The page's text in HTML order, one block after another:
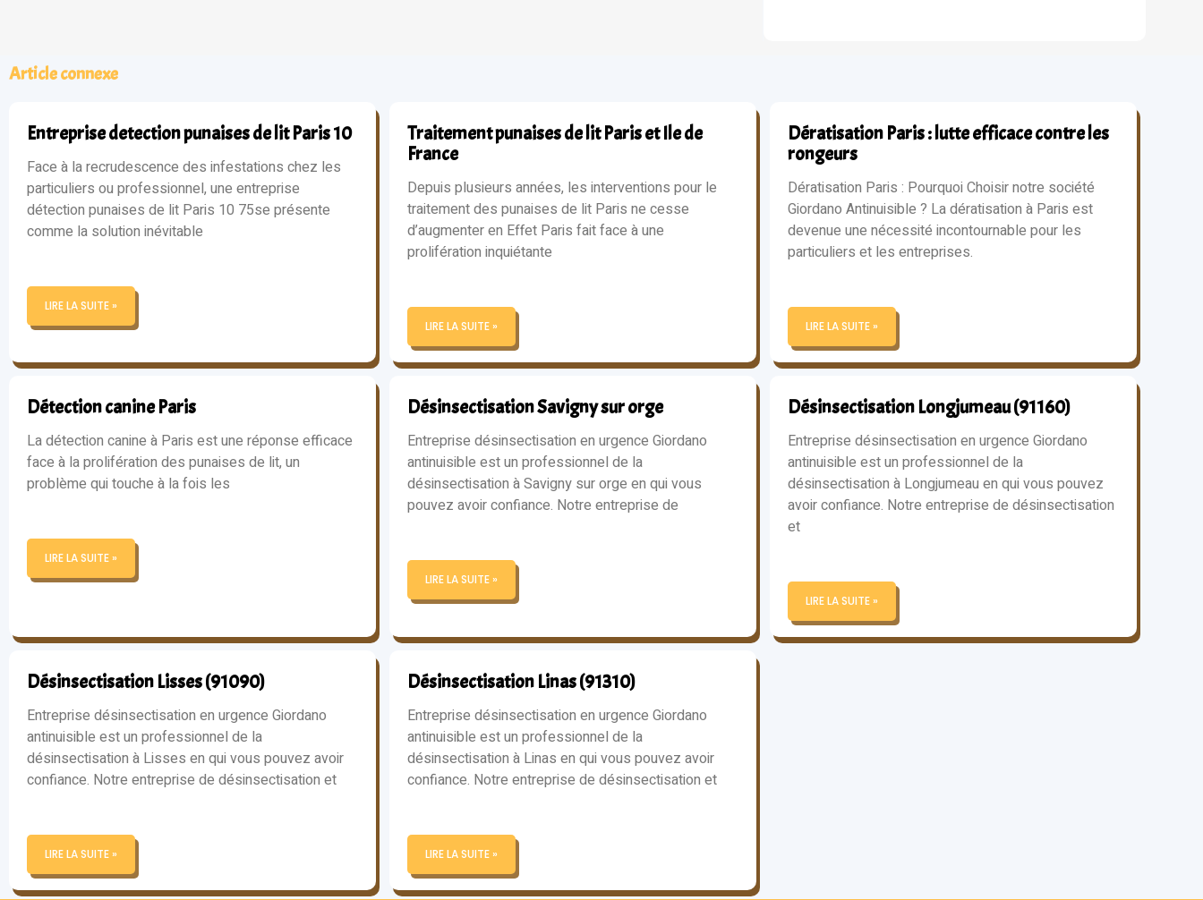
Article connexe
Entreprise detection punaises de lit Paris 10
Face à la recrudescence des infestations chez les
particuliers ou professionnel, une entreprise
détection punaises de lit Paris 10 75se présente
comme la solution inévitable
LIRE LA SUITE »
Traitement punaises de lit Paris et Ile de
France
Depuis plusieurs années, les interventions pour le
traitement des punaises de lit Paris ne cesse
d’augmenter en Effet Paris fait face à une
prolifération inquiétante
LIRE LA SUITE »
Dératisation Paris : lutte efficace contre les
rongeurs
Dératisation Paris : Pourquoi Choisir notre société
Giordano Antinuisible ? La dératisation à Paris est
devenue une nécessité incontournable pour les
particuliers et les entreprises.
LIRE LA SUITE »
Détection canine Paris
La détection canine à Paris est une réponse efficace
face à la prolifération des punaises de lit, un
problème qui touche à la fois les
LIRE LA SUITE »
Désinsectisation Savigny sur orge
Entreprise désinsectisation en urgence Giordano
antinuisible est un professionnel de la
désinsectisation à Savigny sur orge en qui vous
pouvez avoir confiance. Notre entreprise de
LIRE LA SUITE »
Désinsectisation Longjumeau (91160)
Entreprise désinsectisation en urgence Giordano
antinuisible est un professionnel de la
désinsectisation à Longjumeau en qui vous pouvez
avoir confiance. Notre entreprise de désinsectisation
et
LIRE LA SUITE »
Désinsectisation Lisses (91090)
Entreprise désinsectisation en urgence Giordano
antinuisible est un professionnel de la
désinsectisation à Lisses en qui vous pouvez avoir
confiance. Notre entreprise de désinsectisation et
LIRE LA SUITE »
Désinsectisation Linas (91310)
Entreprise désinsectisation en urgence Giordano
antinuisible est un professionnel de la
désinsectisation à Linas en qui vous pouvez avoir
confiance. Notre entreprise de désinsectisation et
LIRE LA SUITE »